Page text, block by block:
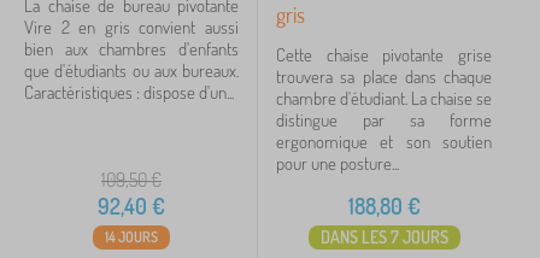
La chaise de bureau pivotante
Vire 2 en gris convient aussi
bien aux chambres d'enfants
que d'étudiants ou aux bureaux.
Caractéristiques : dispose d'un...
109,50€
92,40 €
14 JOURS
gris
Cette chaise pivotante grise
trouvera sa place dans chaque
chambre d'étudiant. La chaise se
distingue par sa forme
ergonomique et son soutien
pour une posture...
188,80 €
DANS LES 7 JOURS